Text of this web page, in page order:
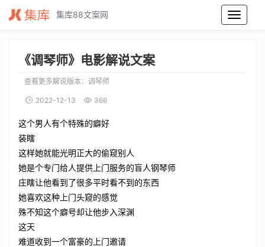
调琴师电影解说文案_调琴师电影解说词_调琴师电影解说稿
集库88文案网
《调琴师》电影解说文案
查看更多解说版本： 调琴师
2022-12-13 366
这个男人有个特殊的癖好
装瞎
这样她就能光明正大的偷窥别人
她是个专门给人提供上门服务的盲人钢琴师
庄瞎让他看到了很多平时看不到的东西
她喜欢这种上门头窥的感觉
殊不知这个癖号却让他步入深渊
这天
难道收到一个富豪的上门邀请